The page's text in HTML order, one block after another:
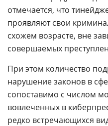
отмечается, что
проявляют свои
схожем возрасте, вне
совершаемых
При этом количество
нарушение законов в
сопоставимо с числом
вовлеченных в
редко встречающихся